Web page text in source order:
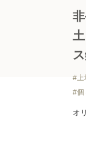
個
オ